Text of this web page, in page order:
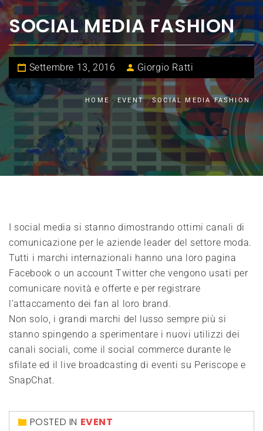
SOCIAL MEDIA FASHION
Settembre 13, 2016 Giorgio Ratti
HOME EVENT SOCIAL MEDIA FASHION
I social media si stanno dimostrando ottimi canali di
comunicazione per le aziende leader del settore moda.
Tutti i marchi internazionali hanno una loro pagina
Facebook o un account Twitter che vengono usati per
comunicare novità e offerte e per registrare
l’attaccamento dei fan al loro brand.
Non solo, i grandi marchi del lusso sempre più si
stanno spingendo a sperimentare i nuovi utilizzi dei
canali sociali, come il social commerce durante le
sfilate ed il live broadcasting di eventi su Periscope e
SnapChat.
POSTED IN EVENT